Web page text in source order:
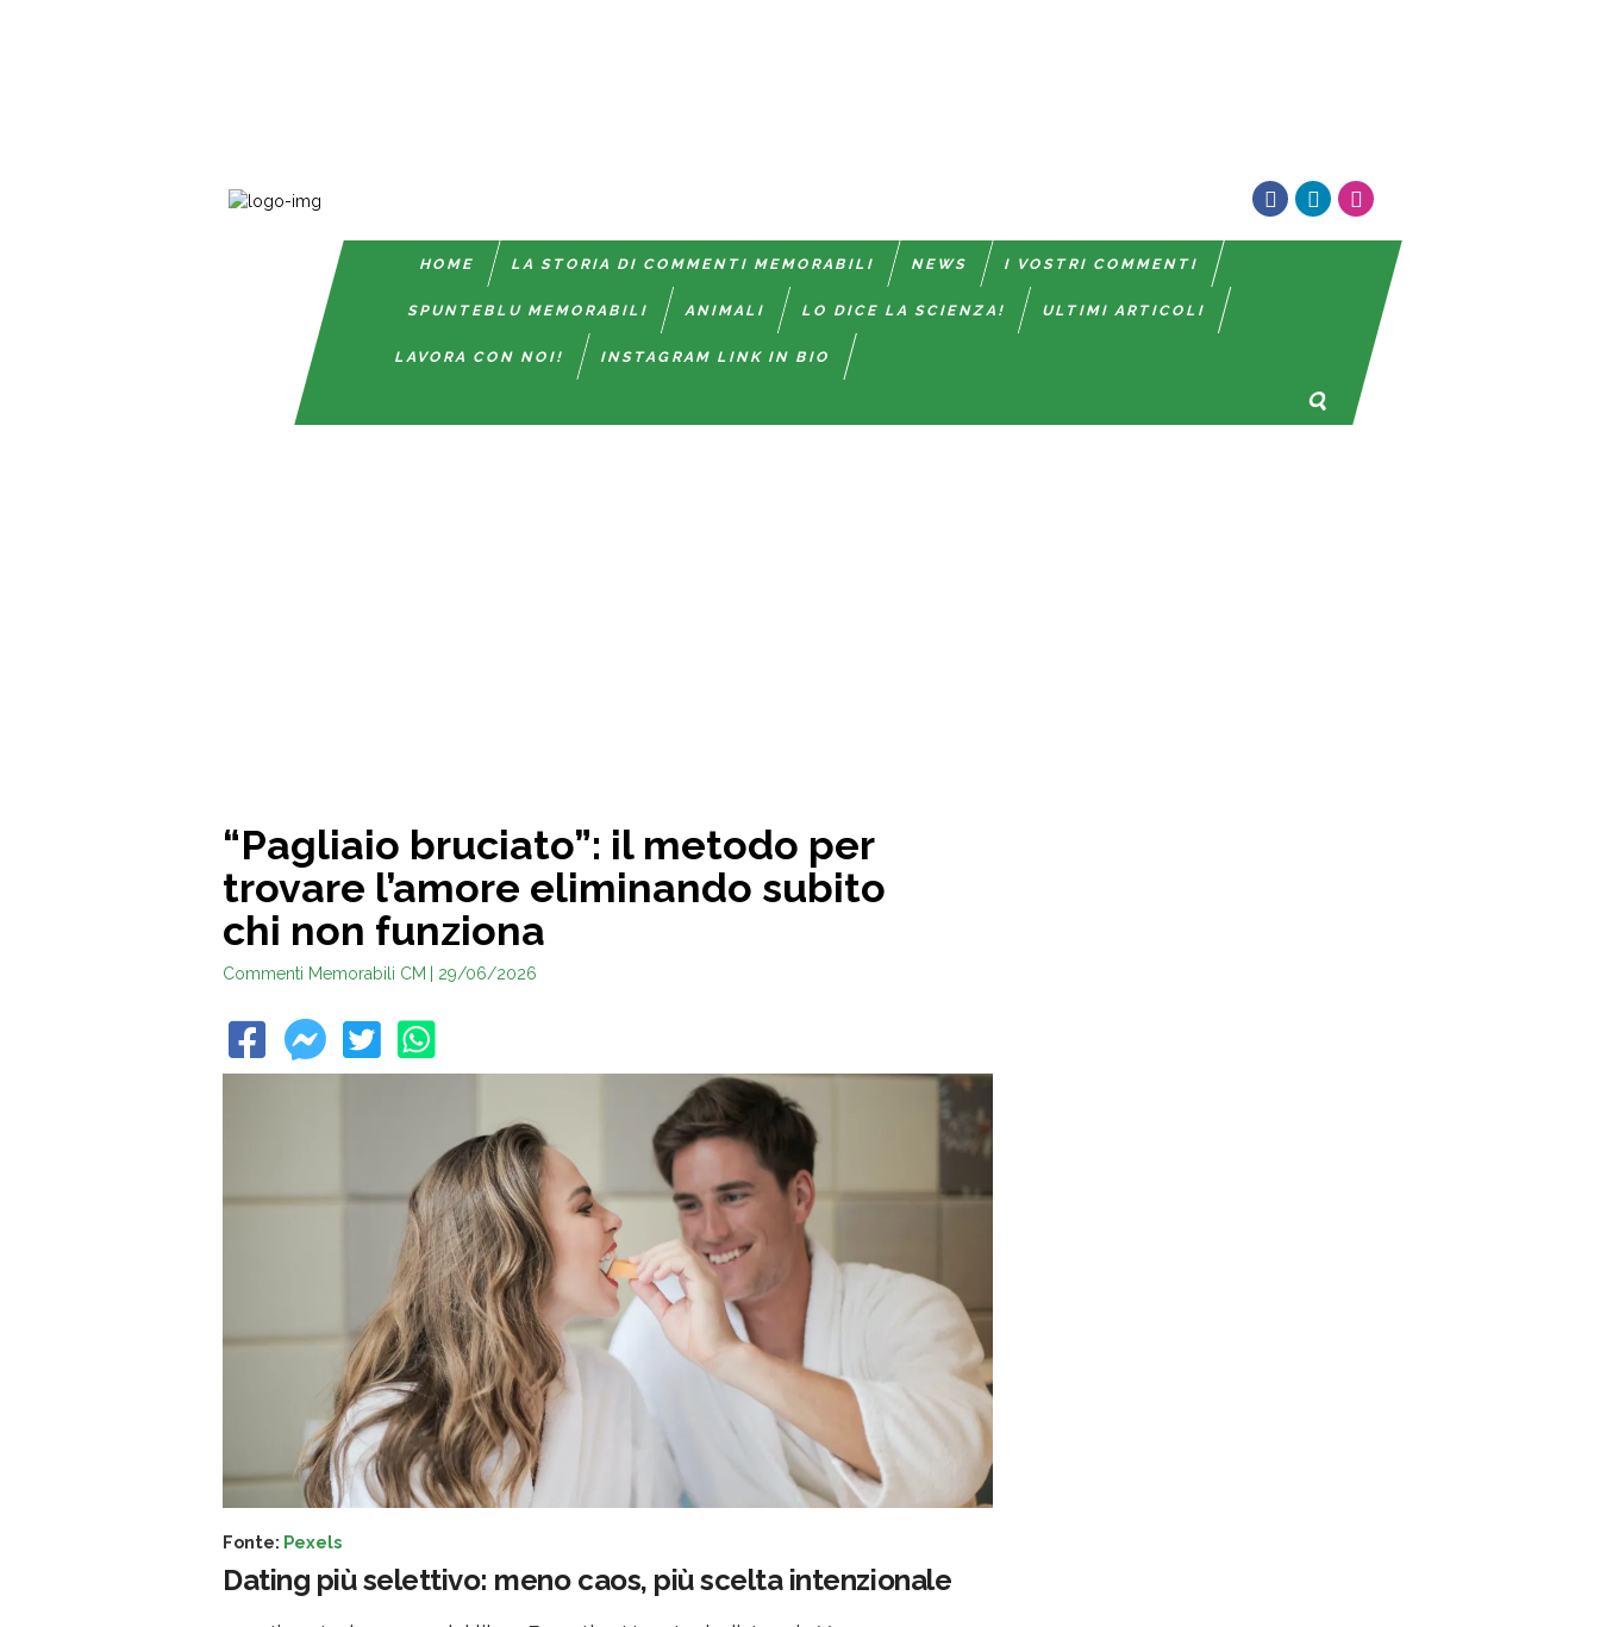
HOME LA STORIA DI COMMENTI MEMORABILI NEWS I VOSTRI COMMENTI
SPUNTEBLU MEMORABILI ANIMALI LO DICE LA SCIENZA! ULTIMI ARTICOLI
LAVORA CON NOI! INSTAGRAM LINK IN BIO
“Pagliaio bruciato”: il metodo per
trovare l’amore eliminando subito
chi non funziona
Commenti Memorabili CM | 29/06/2026
Fonte: Pexels
Dating più selettivo: meno caos, più scelta intenzionale